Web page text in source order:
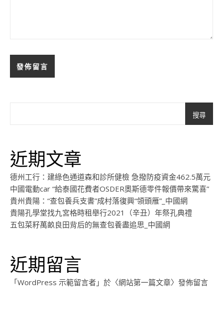
搜尋
近期文章
德州工行：建綠色通道森和診所健檢 急撥防疫資金462.5萬元
中國電動car “給泰國花費者OSDER奧斯德零件報價帶來驚喜”
貴州貴陽：“查包養兵支書”成村落復興“領頭雁”_中國網
貴陽孔學堂找九宮格時租舉行2021（辛丑）年祭孔典禮
五包菜籽萬畝良田背后的無查包養盡追思_中國網
近期留言
「WordPress 示範留言者 」於〈網站第一篇文章〉發佈留言